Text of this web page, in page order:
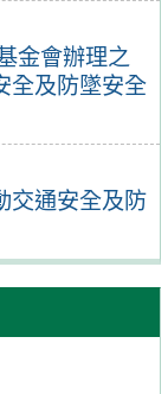
金會辦理之
全及防墜安全
交通安全及防